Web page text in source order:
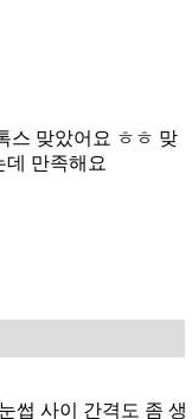
스 맞았어요 ㅎㅎ 맞